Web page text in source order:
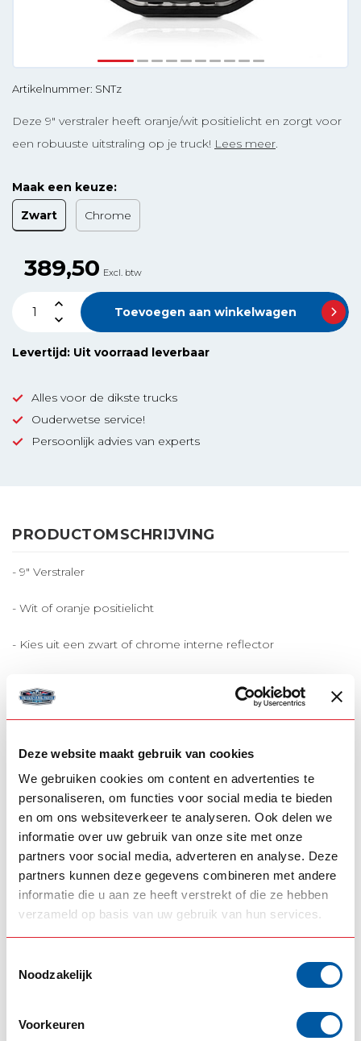
Deze website maakt gebruik van cookies
We gebruiken cookies om content en advertenties te
personaliseren, om functies voor social media te bieden
en om ons websiteverkeer te analyseren. Ook delen we
informatie over uw gebruik van onze site met onze
partners voor social media, adverteren en analyse. Deze
partners kunnen deze gegevens combineren met andere
informatie die u aan ze heeft verstrekt of die ze hebben
verzameld op basis van uw gebruik van hun services.
Noodzakelijk
Voorkeuren
Artikelnummer: SNTz
Deze 9" verstraler heeft oranje/wit positielicht en zorgt voor
een robuuste uitstraling op je truck! Lees meer.
Maak een keuze:
Zwart
Chrome
389,50 Excl. btw
Toevoegen aan winkelwagen
Levertijd: Uit voorraad leverbaar
Alles voor de dikste trucks
Ouderwetse service!
Persoonlijk advies van experts
PRODUCTOMSCHRIJVING
- 9" Verstraler
- Wit of oranje positielicht
- Kies uit een zwart of chrome interne reflector
Let op bij spuiten: vochtregelaar van te voren afplakken! Bij
vervalt je garantie.
GERELATEERDE PRODUCTEN
LAZER
Lazer Triple-R 750 met
positielicht
Op voorraad
€254,50
STRANDS
Strands Siberia Night €250,95
Dark Knight Intense 9"
Full LED Verstraler €252,15